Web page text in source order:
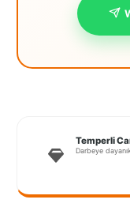
Temperli
Darbeye
İstanbul
Avrupa
İzmir
Kırklareli